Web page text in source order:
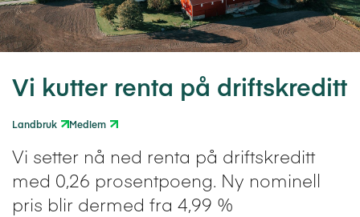
Vi kutter renta på driftskreditt
Landbruk Medlem
Vi setter nå ned renta på driftskreditt
med 0,26 prosentpoeng. Ny nominell
pris blir dermed fra 4,99 %